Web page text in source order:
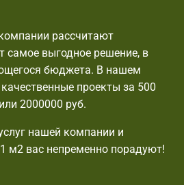
рассчитают
самое выгодное решение, в
бюджета. В нашем
проекты за 500
2000000 руб.
нашей компании и
м2 вас непременно порадуют!